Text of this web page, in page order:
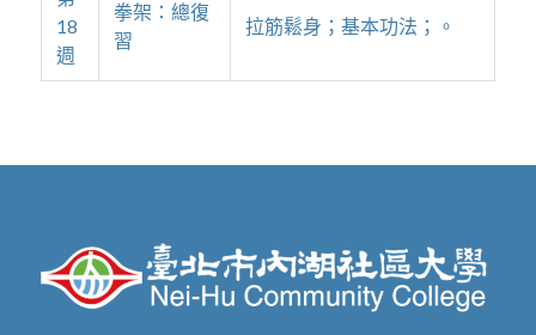
18
週
拳架：總復
習
拉筋鬆身；基本功法；。